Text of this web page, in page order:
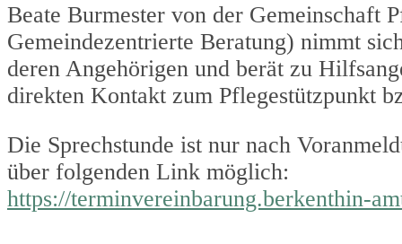
Beate Burmester von der Gemeinschaft
Gemeindezentrierte Beratung) nimmt
deren Angehörigen und berät zu
direkten Kontakt zum Pflegestützpunkt
Die Sprechstunde ist nur nach
über folgenden Link möglich:
https://terminvereinbarung.berkenthin-